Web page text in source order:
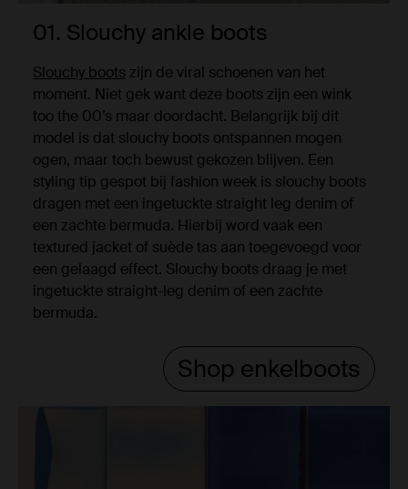
01. Slouchy ankle boots
Slouchy boots zijn de viral schoenen van het
moment. Niet gek want deze boots zijn een wink
too the 00’s maar doordacht. Belangrijk bij dit
model is dat slouchy boots ontspannen mogen
ogen, maar toch bewust gekozen blijven. Een
styling tip gespot bij fashion week is slouchy boots
dragen met een ingetuckte straight leg denim of
een zachte bermuda. Hierbij word vaak een
textured jacket of suède tas aan toegevoegd voor
een gelaagd effect. Slouchy boots draag je met
ingetuckte straight-leg denim of een zachte
bermuda.
Shop enkelboots